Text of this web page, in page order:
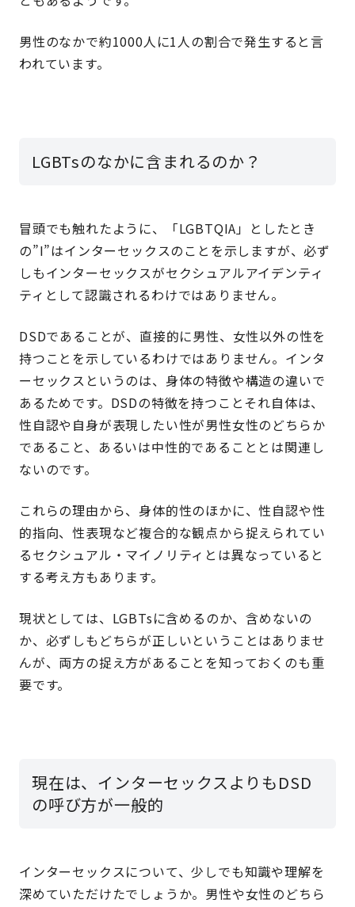
男性のなかで約1000人に1人の割合で発生すると言
われています。
LGBTsのなかに含まれるのか？
冒頭でも触れたように、「LGBTQIA」としたとき
の”I”はインターセックスのことを示しますが、必ず
しもインターセックスがセクシュアルアイデンティ
ティとして認識されるわけではありません。
DSDであることが、直接的に男性、女性以外の性を
持つことを示しているわけではありません。インタ
ーセックスというのは、身体の特徴や構造の違いで
あるためです。DSDの特徴を持つことそれ自体は、
性自認や自身が表現したい性が男性女性のどちらか
であること、あるいは中性的であることとは関連し
ないのです。
これらの理由から、身体的性のほかに、性自認や性
的指向、性表現など複合的な観点から捉えられてい
るセクシュアル・マイノリティとは異なっていると
する考え方もあります。
現状としては、LGBTsに含めるのか、含めないの
か、必ずしもどちらが正しいということはありませ
んが、両方の捉え方があることを知っておくのも重
要です。
現在は、インターセックスよりもDSD
の呼び方が一般的
インターセックスについて、少しでも知識や理解を
深めていただけたでしょうか。男性や女性のどちら